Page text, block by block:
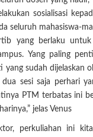
sosialisasi
seluruh mahasiswa-
yang berlaku untuk
Yang paling
yang sudah dijelaskan
sesi saja perhari
PTM terbatas ini
jelas Venus
perkuliahan ini